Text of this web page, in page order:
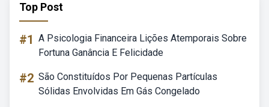
Top Post
#1 A Psicologia Financeira Lições Atemporais Sobre
Fortuna Ganância E Felicidade
#2 São Constituídos Por Pequenas Partículas
Sólidas Envolvidas Em Gás Congelado